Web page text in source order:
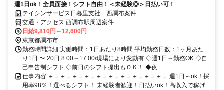
週1日ok！全員面接！シフト自由！＜未経験◎＞日払い可！
テイシンサービス日暮里支社 西調布案件
交通・アクセス 西調布駅周辺案件
日給9,810円～12,600円
東京都調布市
勤務時間詳細 実働時間：1日あたり8時間 平均勤務日数：1ヶ月あた
り1日 〜 20日 8:00～17:00/現場により変動有 ◇週1日～勤務OK ◇自
己申告制シフト ◇前日のシフト提出もＯＫ！ ◆夜...
仕事内容 ＋＝＋＝＋＝＋＝＋＝＋＝＋＝＋＝＋＝＋＝ 週1日～ok！採
用率98％！選べるシフト！ 未経験者歓迎！日払いok！高収入で稼げ